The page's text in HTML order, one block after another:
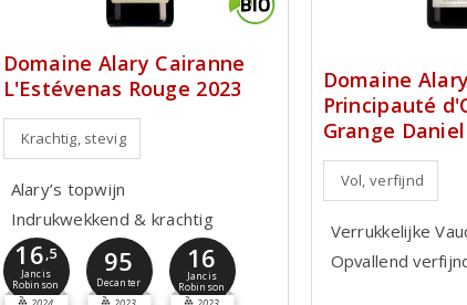
Domaine Alary Cairanne
L'Estévenas Rouge 2023
Krachtig, stevig
Alary’s topwijn
Indrukwekkend & krachtig
16,5
Jancis
Robinson
95
Decanter
16
Jancis
Robinson
Domaine
Principauté
Grange
Vol, verfijnd
Verrukkelijke
Opvallend